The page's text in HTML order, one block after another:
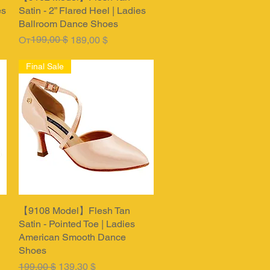
Satin - 2” Flared Heel | Ladies
Ballroom Dance Shoes
От
Обычная цена
199,00 $ 189,00 $
Цена со скидкой
Быстрый просмотр
Final Sale
【9108 Model】Flesh Tan
Satin - Pointed Toe | Ladies
American Smooth Dance
Shoes
Обычная цена
199,00 $ Цена со скидкой
139,30 $